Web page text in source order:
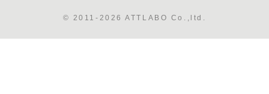
© 2011-2026 ATTLABO Co.,ltd.